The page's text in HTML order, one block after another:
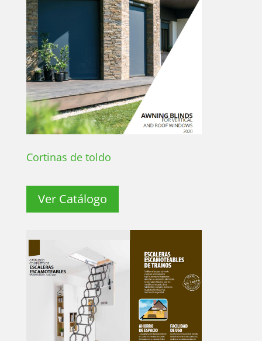
Cortinas de toldo
Ver Catálogo